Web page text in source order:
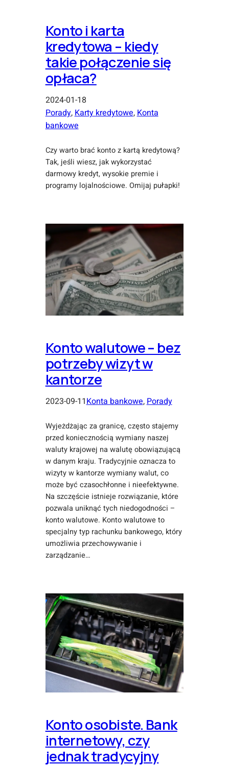
Konto i karta
kredytowa – kiedy
takie połączenie się
opłaca?
2024-01-18
Porady, Karty kredytowe, Konta
bankowe
Czy warto brać konto z kartą kredytową?
Tak, jeśli wiesz, jak wykorzystać
darmowy kredyt, wysokie premie i
programy lojalnościowe. Omijaj pułapki!
Konto walutowe – bez
potrzeby wizyt w
kantorze
2023-09-11Konta bankowe, Porady
Wyjeżdżając za granicę, często stajemy
przed koniecznością wymiany naszej
waluty krajowej na walutę obowiązującą
w danym kraju. Tradycyjnie oznacza to
wizyty w kantorze wymiany walut, co
może być czasochłonne i nieefektywne.
Na szczęście istnieje rozwiązanie, które
pozwala uniknąć tych niedogodności –
konto walutowe. Konto walutowe to
specjalny typ rachunku bankowego, który
umożliwia przechowywanie i
zarządzanie…
Konto osobiste. Bank
internetowy, czy
jednak tradycyjny